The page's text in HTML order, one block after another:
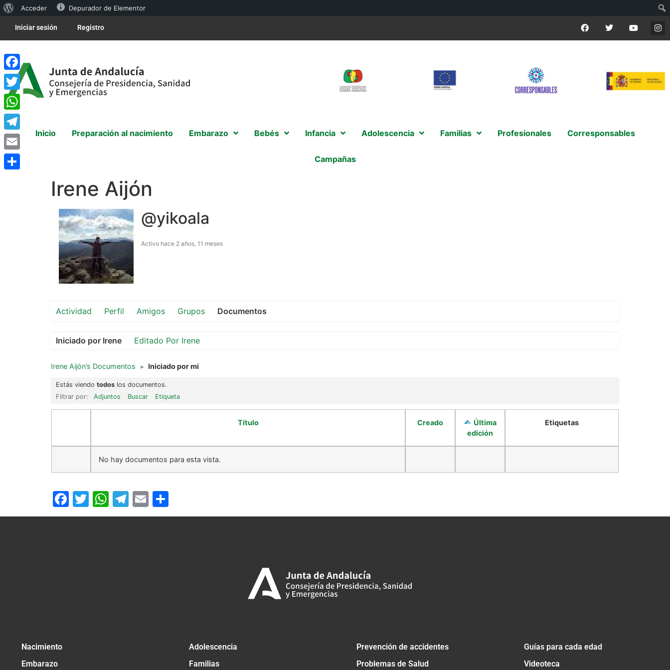
Acceder Depurador de Elementor
Iniciar sesión Registro
Inicio Preparación al nacimiento Embarazo Bebés Infancia Adolescencia Familias Profesionales Corresponsables
Campañas
Irene Aijón
@yikoala
Activo hace 2 años, 11 meses
Actividad Perfil Amigos Grupos Documentos
Iniciado por Irene Editado Por Irene
Irene Aijón’s Documentos ▸ Iniciado por mi
Estás viendo todos los documentos.
Filtrar por:
Adjuntos Buscar Etiqueta
Título Creado
Última
edición
Etiquetas
No hay documentos para esta vista.
Facebook
Twitter
WhatsApp
Telegram
Email
Nacimiento
Embarazo
Adolescencia
Familias
Prevención de accidentes
Problemas de Salud
Guías para cada edad
Videoteca
Facebook
Twitter
WhatsApp
Telegram
Email